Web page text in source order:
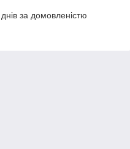
за домовленістю